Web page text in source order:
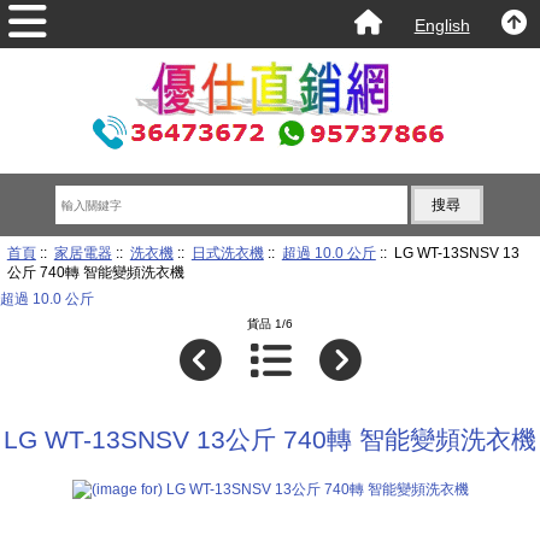
English
首頁:: 家居電器:: 洗衣機:: 日式洗衣機:: 超過 10.0 公斤:: LG WT-13SNSV 13
公斤 740轉 智能變頻洗衣機
超過 10.0 公斤
貨品 1/6
LG WT-13SNSV 13公斤 740轉 智能變頻洗衣機